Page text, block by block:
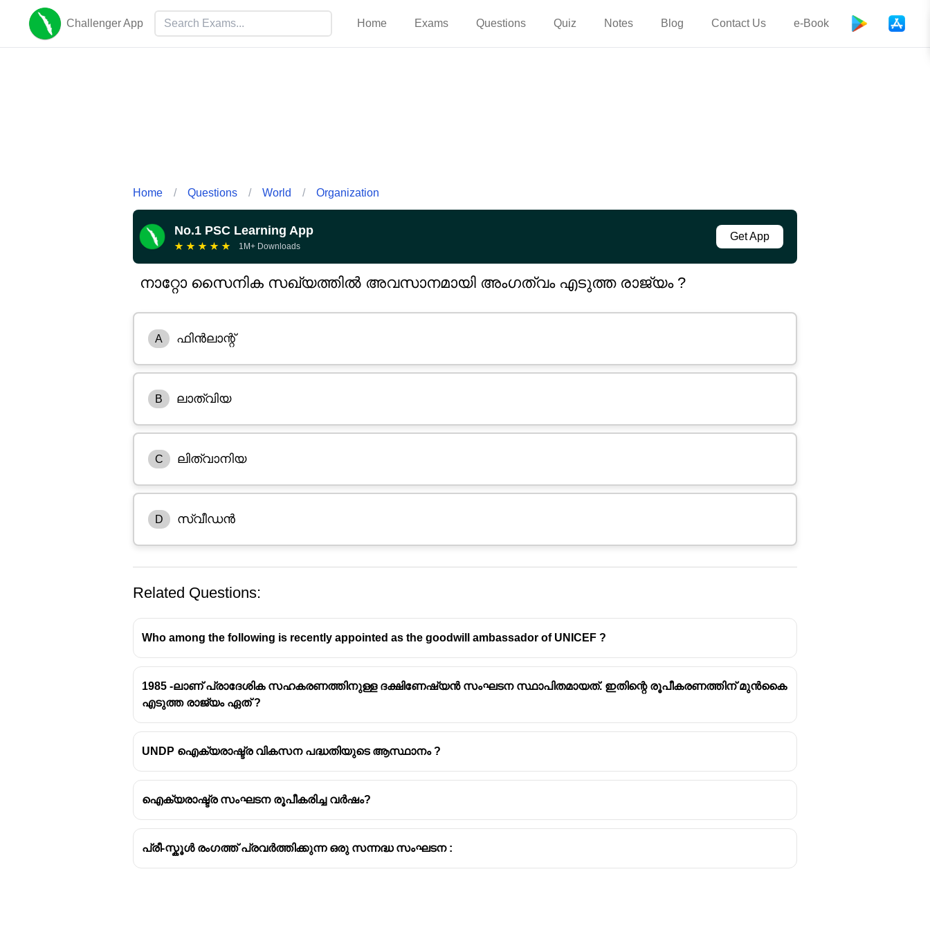
Challenger App Home Exams Questions Quiz Notes Blog Contact Us e-Book
Home / Questions / World / Organization
No.1 PSC Learning App
★ ★ ★ ★ ★ 1M+ Downloads
Get App
നാറ്റോ സൈനിക സഖ്യത്തിൽ അവസാനമായി അംഗത്വം എടുത്ത രാജ്യം ?
A ഫിൻലാന്റ്
B ലാത്വിയ
C ലിത്വാനിയ
D സ്വീഡൻ
1949 ഏപ്രിൽ 4-ന് നിലവിൽവന്ന വടക്കൻ അറ്റ്ലാന്റിക് ഉടമ്പടി പ്രകാരം പ്രവർത്തിക്കുന്ന അന്താരാഷ്ട്ര സൈനിക
ബെൽജിയത്തിലെ ബ്രസൽസിലാണ് ഇതിന്റെ ആസ്ഥാനം.
ബാഹ്യ ശക്തികളിൽ നിന്നുള്ള ആക്രമണമുണ്ടായാൽ അംഗരാഷ്ട്രങ്ങൾ ഒരുമിച്ച് നിന്ന് അതിനെ പ്രതിരോധിക്കുക
എന്നതാണ് ഇതിന്റെ പ്രധാന ലക്ഷ്യം.
അവസാനമായി(32) ചേർന്ന രാജ്യം : സ്വീഡൻ
സമീപകാലത്ത് ഉക്രൈൻ നാറ്റോ അംഗത്വം നേടാൻ ശ്രമിച്ചത് റഷ്യ ഉക്രൈൻ യുദ്ധത്തിലേക്ക് നയിച്ച പ്രധാന
Related Questions:
Who among the following is recently appointed as the goodwill ambassador of UNICEF ?
1985 -ലാണ് പ്രാദേശിക സഹകരണത്തിനുള്ള ദക്ഷിണേഷ്യൻ സംഘടന സ്ഥാപിതമായത്. ഇതിന്റെ രൂപീകരണത്തിന് മുൻകൈ
എടുത്ത രാജ്യം ഏത് ?
UNDP ഐക്യരാഷ്ട്ര വികസന പദ്ധതിയുടെ ആസ്ഥാനം ?
ഐക്യരാഷ്ട്ര സംഘടന രൂപീകരിച്ച വർഷം?
പ്രീ-സ്കൂൾ രംഗത്ത് പ്രവർത്തിക്കുന്ന ഒരു സന്നദ്ധ സംഘടന :